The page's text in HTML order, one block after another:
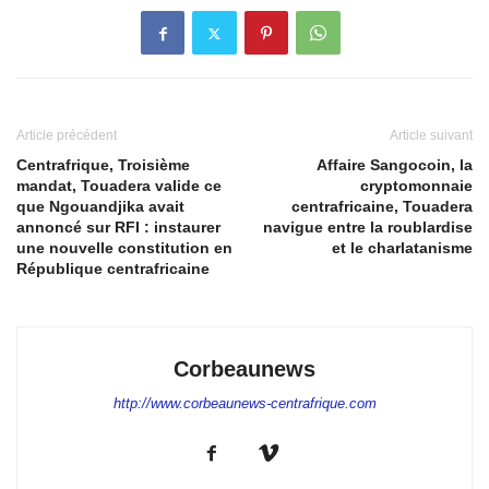
Article précédent
Centrafrique, Troisième
mandat, Touadera valide ce
que Ngouandjika avait
annoncé sur RFI : instaurer
une nouvelle constitution en
République centrafricaine
Article suivant
Affaire Sangocoin, la
cryptomonnaie
centrafricaine, Touadera
navigue entre la roublardise
et le charlatanisme
Corbeaunews
http://www.corbeaunews-centrafrique.com